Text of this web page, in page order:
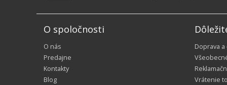
O spoločnosti
O nás
Predajne
Kontakty
Blog
Doprava
Vrátenie